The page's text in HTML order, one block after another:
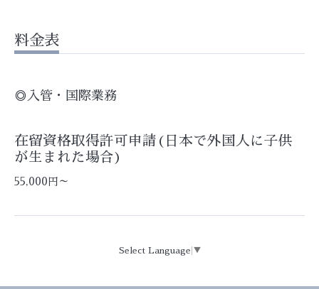
料金表
◎入管・国際業務
在留資格取得許可申請(日本で外国人に子供
が生まれた場合)
55,000円～
Select Language ▼